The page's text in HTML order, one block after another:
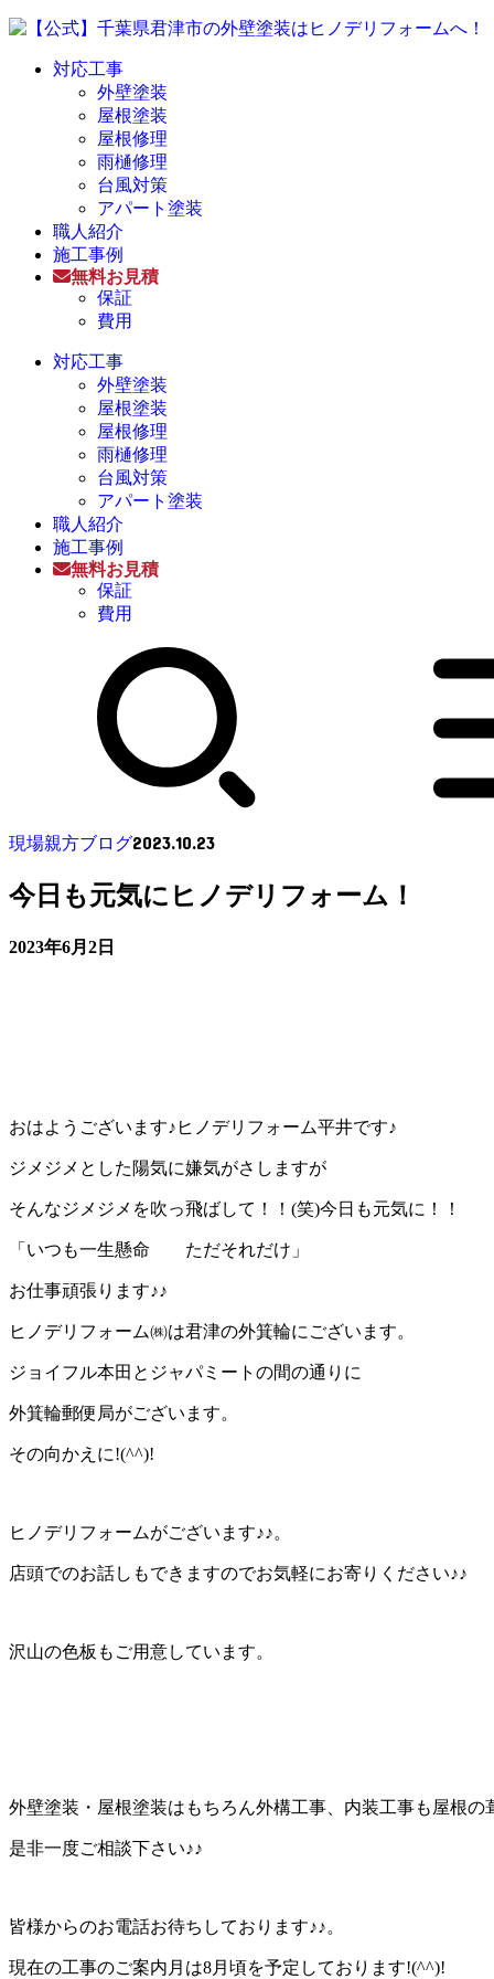
対応工事
外壁塗装
屋根塗装
屋根修理
雨樋修理
台風対策
アパート塗装
職人紹介
施工事例
無料お見積
保証
費用
対応工事
外壁塗装
屋根塗装
屋根修理
雨樋修理
台風対策
アパート塗装
職人紹介
施工事例
無料お見積
保証
費用
現場親方ブログ2023.10.23
今日も元気にヒノデリフォーム！
2023年6月2日
おはようございます♪ヒノデリフォーム平井です♪
ジメジメとした陽気に嫌気がさしますが
そんなジメジメを吹っ飛ばして！！(笑)今日も元気に！！
「いつも一生懸命 ただそれだけ」
お仕事頑張ります♪♪
ヒノデリフォーム㈱は君津の外箕輪にございます。
ジョイフル本田とジャパミートの間の通りに
外箕輪郵便局がございます。
その向かえに!(^^)!
ヒノデリフォームがございます♪♪。
店頭でのお話しもできますのでお気軽にお寄りください♪♪
沢山の色板もご用意しています。
外壁塗装・屋根塗装はもちろん外構工事、内装工事も屋根
是非一度ご相談下さい♪♪
皆様からのお電話お待ちしております♪♪。
現在の工事のご案内月は8月頃を予定しております!(^^)!